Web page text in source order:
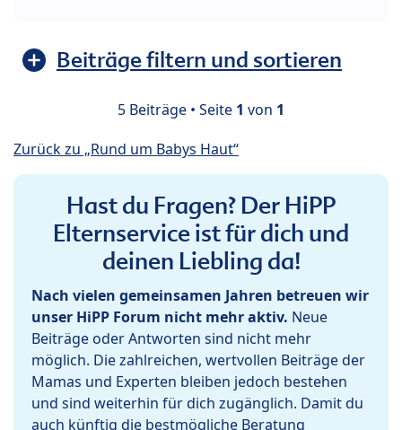
Beiträge filtern und sortieren
5 Beiträge • Seite 1 von 1
Zurück zu „Rund um Babys Haut“
Hast du Fragen? Der HiPP
Elternservice ist für dich und
deinen Liebling da!
Nach vielen gemeinsamen Jahren betreuen wir
unser HiPP Forum nicht mehr aktiv. Neue
Beiträge oder Antworten sind nicht mehr
möglich. Die zahlreichen, wertvollen Beiträge der
Mamas und Experten bleiben jedoch bestehen
und sind weiterhin für dich zugänglich. Damit du
auch künftig die bestmögliche Beratung